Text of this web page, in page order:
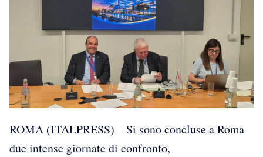
ROMA (ITALPRESS) – Si sono concluse a Roma
due intense giornate di confronto,